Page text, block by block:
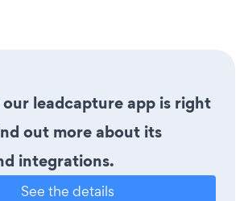
leadcapture app is right
out more about its
integrations.
See the details